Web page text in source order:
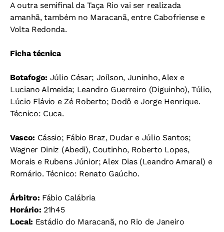
A outra semifinal da Taça Rio vai ser realizada
amanhã, também no Maracanã, entre Cabofriense e
Volta Redonda.
Ficha técnica
Botafogo: Júlio César; Joílson, Juninho, Alex e
Luciano Almeida; Leandro Guerreiro (Diguinho), Túlio,
Lúcio Flávio e Zé Roberto; Dodô e Jorge Henrique.
Técnico: Cuca.
Vasco: Cássio; Fábio Braz, Dudar e Júlio Santos;
Wagner Diniz (Abedi), Coutinho, Roberto Lopes,
Morais e Rubens Júnior; Alex Dias (Leandro Amaral) e
Romário. Técnico: Renato Gaúcho.
Árbitro: Fábio Calábria
Horário: 21h45
Local: Estádio do Maracanã, no Rio de Janeiro